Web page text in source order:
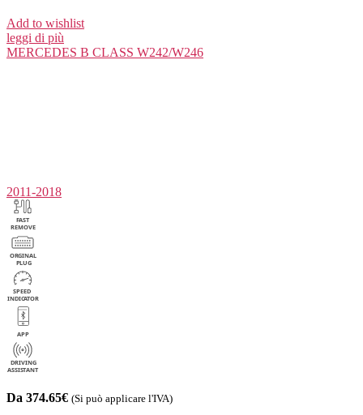
Add to wishlist
leggi di più
MERCEDES B CLASS W242/W246
2011-2018
Da 374.65€ (Si può applicare l'IVA)